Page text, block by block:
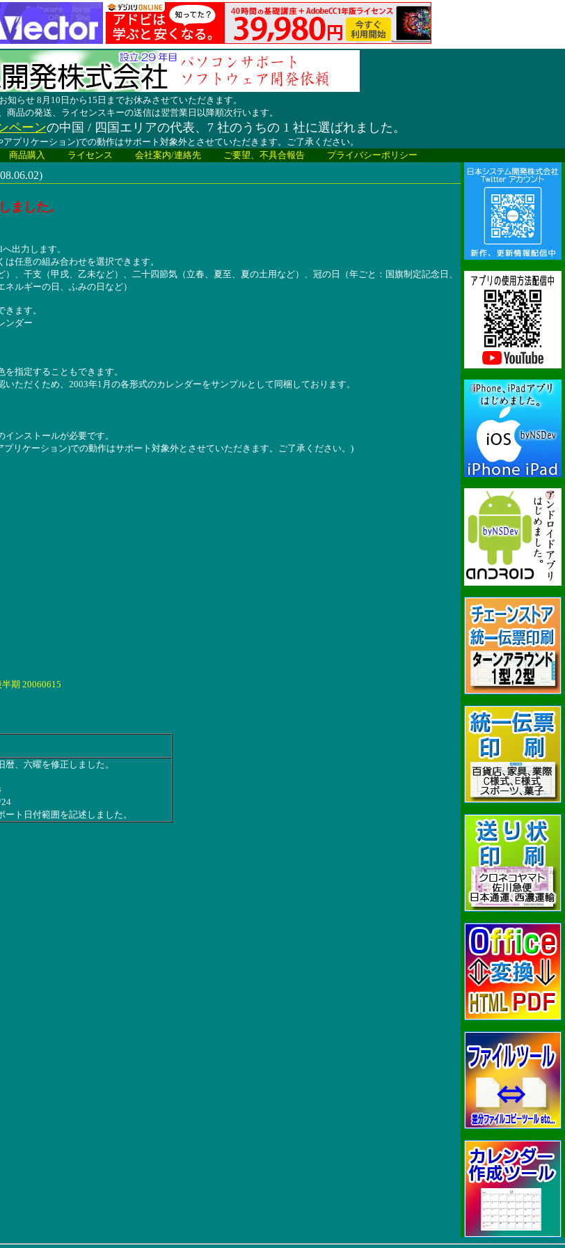
知らせ 8月10日から15日までお休みさせていただきます。
商品の発送、ライセンスキーの送信は翌営業日以降順次行います。
ペーンの中国 / 四国エリアの代表、7 社のうちの 1 社に選ばれました。
プリケーション)での動作はサポート対象外とさせていただきます。ご了承ください。
商品購入 ライセンス 会社案内/連絡先 ご要望、不具合報告 プライバシーポリシー
ました。
出力します。
任意の組み合わせを選択できます。
、干支（甲戌、乙未など）、二十四節気（立春、夏至、夏の土用など）、冠の日（年ごと：国旗制定記念日、
ルギーの日、ふみの日など）
ます。
ンダー
指定することもできます。
ただくため、2003年1月の各形式のカレンダーをサンプルとして同梱しております。
インストールが必要です。
リケーション)での動作はサポート対象外とさせていただきます。ご了承ください。)
期 20060615
暦、六曜を修正しました。
ート日付範囲を記述しました。